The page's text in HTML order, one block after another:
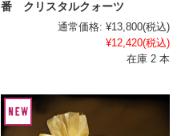
番 クリスタルクォーツ
通常価格: ¥13,800(税込)
¥12,420(税込)
在庫 2 本